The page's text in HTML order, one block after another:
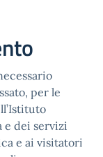
per le
e dei servizi
e ai visitatori